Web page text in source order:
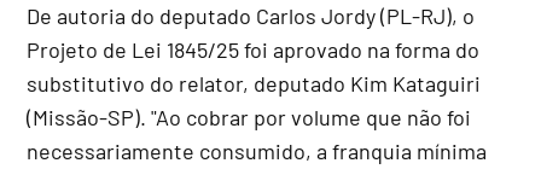
De autoria do deputado Carlos Jordy (PL-RJ), o
Projeto de Lei 1845/25 foi aprovado na forma do
substitutivo do relator, deputado Kim Kataguiri
(Missão-SP). "Ao cobrar por volume que não foi
necessariamente consumido, a franquia mínima